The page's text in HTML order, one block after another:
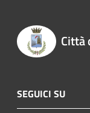
Città
SEGUICI SU